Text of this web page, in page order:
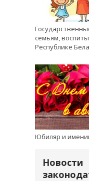
семьям,
Республике
Юбиляр и
Новости